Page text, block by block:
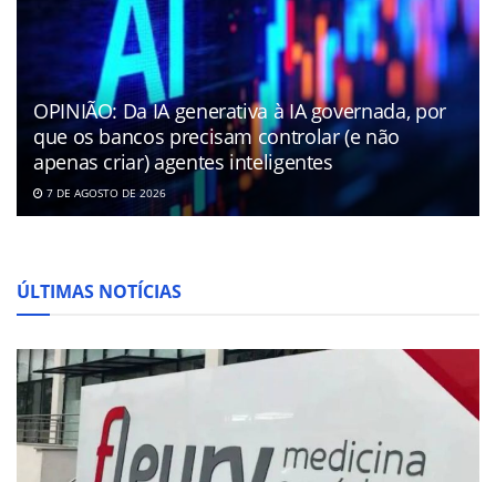
OPINIÃO: Da IA generativa à IA governada, por
que os bancos precisam controlar (e não
apenas criar) agentes inteligentes
7 DE AGOSTO DE 2026
ÚLTIMAS NOTÍCIAS